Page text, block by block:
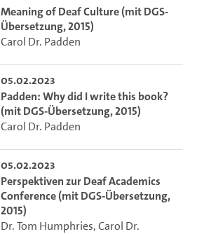
Meaning of Deaf Culture (mit DGS-
Übersetzung, 2015)
Carol Dr. Padden
05.02.2023
Padden: Why did I write this book?
(mit DGS-Übersetzung, 2015)
Carol Dr. Padden
05.02.2023
Perspektiven zur Deaf Academics
Conference (mit DGS-Übersetzung,
2015)
Dr. Tom Humphries,Carol Dr.